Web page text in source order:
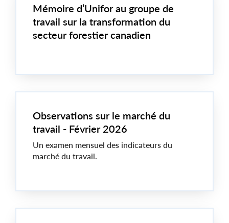
Mémoire d’Unifor au groupe de
travail sur la transformation du
secteur forestier canadien
Observations sur le marché du
travail - Février 2026
Un examen mensuel des indicateurs du
marché du travail.